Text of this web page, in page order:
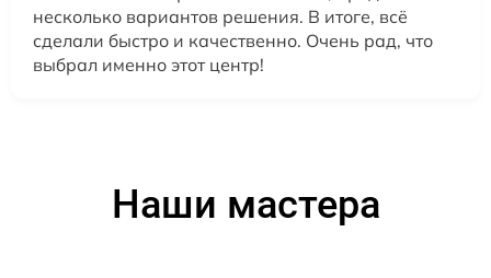
несколько вариантов решения. В итоге, всё
сделали быстро и качественно. Очень рад, что
выбрал именно этот центр!
Наши мастера